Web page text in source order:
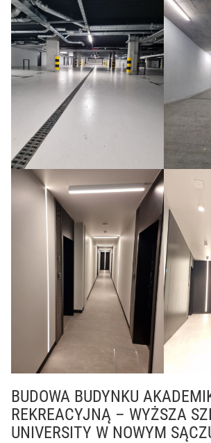
BUDOWA BUDYNKU
REKREACYJNĄ – WYŻSZA
UNIVERSITY W NOWYM